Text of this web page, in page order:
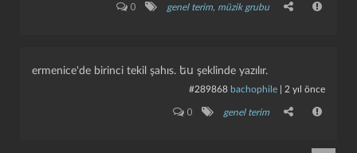
0 genel terim, müzik grubu
ermenice'de birinci tekil şahıs. ես şeklinde yazılır.
#289868 bachophile 2 yıl önce
0 genel terim